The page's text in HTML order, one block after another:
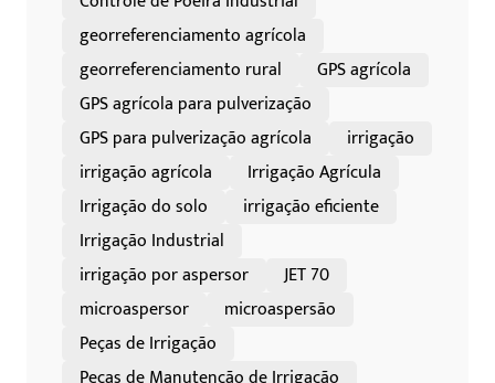
georreferenciamento agrícola
georreferenciamento rural
GPS agrícola
GPS agrícola para pulverização
GPS para pulverização agrícola
irrigação
irrigação agrícola
Irrigação Agrícula
Irrigação do solo
irrigação eficiente
Irrigação Industrial
irrigação por aspersor
JET 70
microaspersor
microaspersão
Peças de Irrigação